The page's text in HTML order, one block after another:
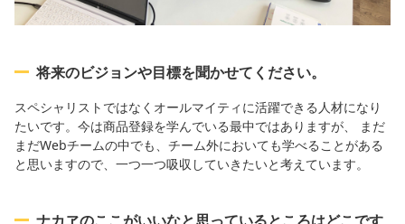
将来のビジョンや目標を聞かせてください。
スペシャリストではなくオールマイティに活躍できる人材になり
たいです。今は商品登録を学んでいる最中ではありますが、 まだ
まだWebチームの中でも、チーム外においても学べることがある
と思いますので、一つ一つ吸収していきたいと考えています。